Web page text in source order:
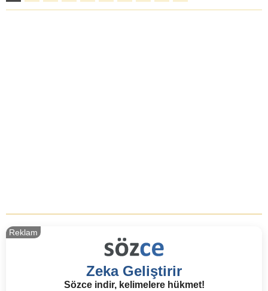
Zeka Geliştirir
Sözce indir, kelimelere hükmet!
Reklam